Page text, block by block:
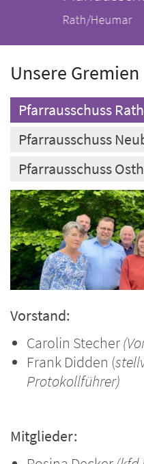
Rath/Heumar
Unsere Gremien
Pfarrausschuss
Pfarrausschuss
Pfarrausschuss
Vorstand:
Carolin Stecher
Frank Didden (
Protokollführer)
Mitglieder: